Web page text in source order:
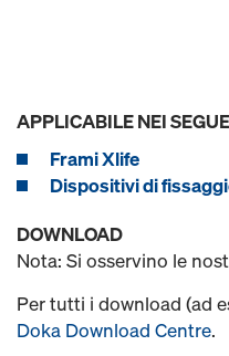
APPLICABILE NEI
Frami Xlife
Dispositivi di
DOWNLOAD
Nota: Si osservino le
Per tutti i download (ad
Doka Download Centre.